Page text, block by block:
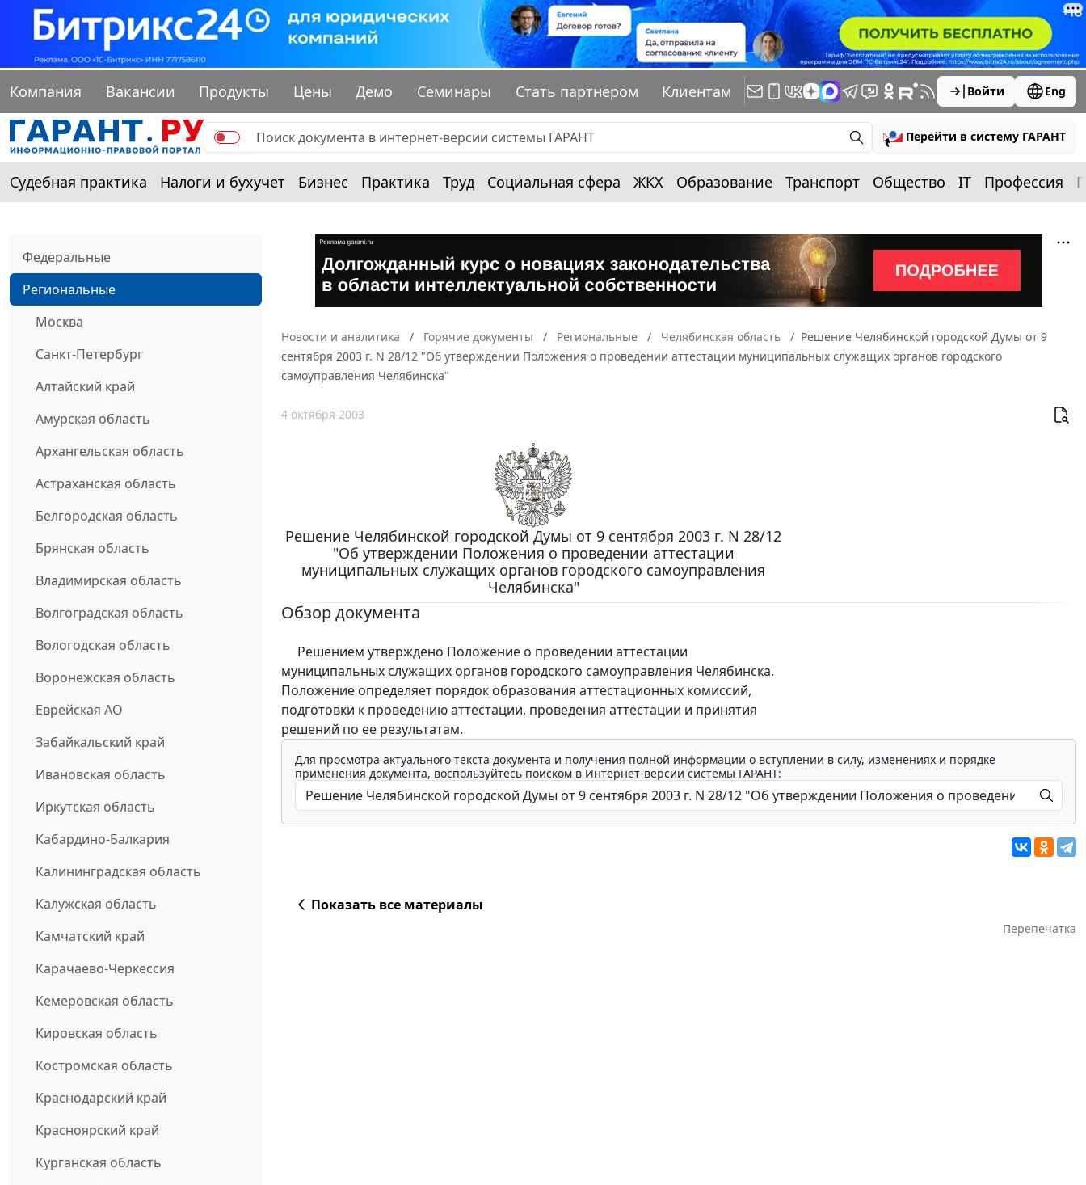
Компания Вакансии Продукты Цены Демо Семинары Стать партнером Клиентам Войти Eng
Перейти в систему ГАРАНТ
Судебная практика Налоги и бухучет Бизнес Практика Труд Социальная сфера ЖКХ Образование Транспорт Общество IT Профессия
Федеральные
Региональные
Москва
Санкт-Петербург
Алтайский край
Амурская область
Архангельская область
Астраханская область
Белгородская область
Брянская область
Владимирская область
Волгоградская область
Вологодская область
Воронежская область
Еврейская АО
Забайкальский край
Ивановская область
Иркутская область
Кабардино-Балкария
Калининградская область
Калужская область
Камчатский край
Карачаево-Черкессия
Кемеровская область
Кировская область
Костромская область
Краснодарский край
Красноярский край
Курганская область
Новости и аналитика Горячие документы Региональные Челябинская область
Решение Челябинской городской Думы от 9
сентября 2003 г. N 28/12 "Об утверждении Положения о проведении аттестации муниципальных служащих органов городского
самоуправления Челябинска"
4 октября 2003
Решение Челябинской городской Думы от 9 сентября 2003 г. N 28/12
"Об утверждении Положения о проведении аттестации
муниципальных служащих органов городского самоуправления
Челябинска"
Обзор документа
Решением утверждено Положение о проведении аттестации
муниципальных служащих органов городского самоуправления Челябинска.
Положение определяет порядок образования аттестационных комиссий,
подготовки к проведению аттестации, проведения аттестации и принятия
решений по ее результатам.
Для просмотра актуального текста документа и получения полной информации о вступлении в силу, изменениях и порядке
применения документа, воспользуйтесь поиском в Интернет-версии системы ГАРАНТ:
Показать все материалы
Перепечатка